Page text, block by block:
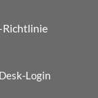
Login